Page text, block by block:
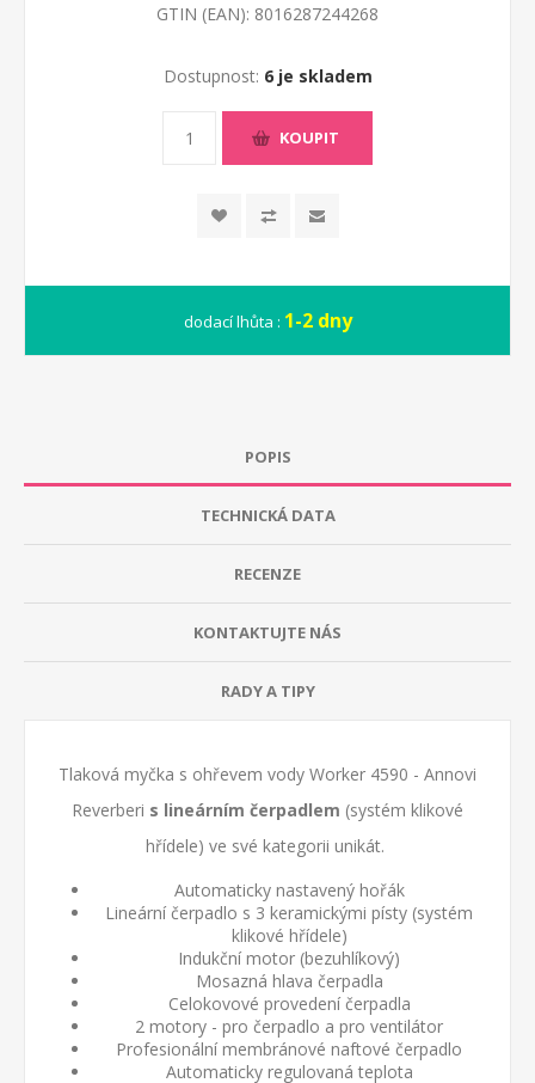
GTIN (EAN): 8016287244268
Dostupnost: 6 je skladem
KOUPIT
dodací lhůta : 1-2 dny
POPIS
TECHNICKÁ DATA
RECENZE
KONTAKTUJTE NÁS
RADY A TIPY
Tlaková myčka s ohřevem vody Worker 4590 - Annovi
Reverberi s lineárním čerpadlem (systém klikové
hřídele) ve své kategorii unikát.
Automaticky nastavený hořák
Lineární čerpadlo s 3 keramickými písty (systém
klikové hřídele)
Indukční motor (bezuhlíkový)
Mosazná hlava čerpadla
Celokovové provedení čerpadla
2 motory - pro čerpadlo a pro ventilátor
Profesionální membránové naftové čerpadlo
Automaticky regulovaná teplota